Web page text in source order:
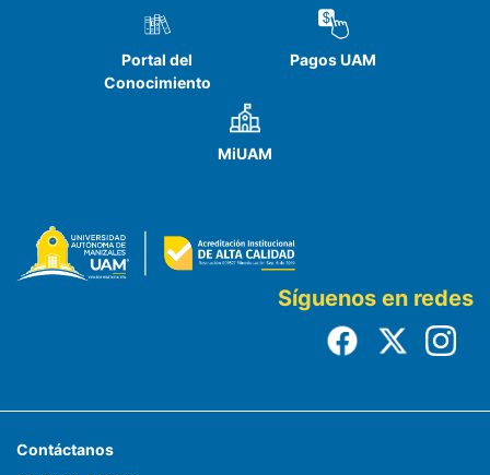
Portal del
Conocimiento
Pagos UAM
MiUAM
Síguenos en redes
Contáctanos